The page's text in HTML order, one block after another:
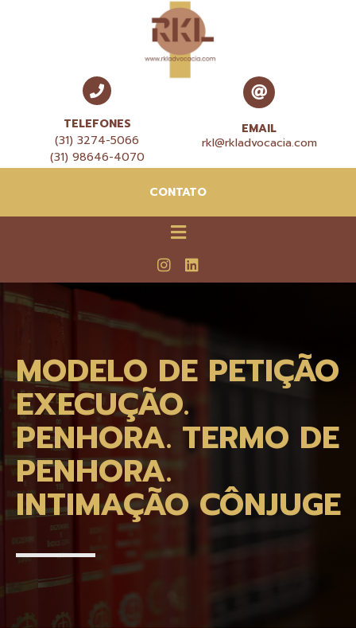
TELEFONES
(31) 3274-5066
(31) 98646-4070
EMAIL
rkl@rkladvocacia.com
CONTATO
MODELO DE PETIÇÃO
EXECUÇÃO.
PENHORA. TERMO DE
PENHORA.
INTIMAÇÃO CÔNJUGE